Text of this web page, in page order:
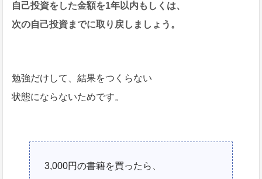
自己投資をした金額を1年以内もしくは、
次の自己投資までに取り戻しましょう。
勉強だけして、結果をつくらない
状態にならないためです。
3,000円の書籍を買ったら、